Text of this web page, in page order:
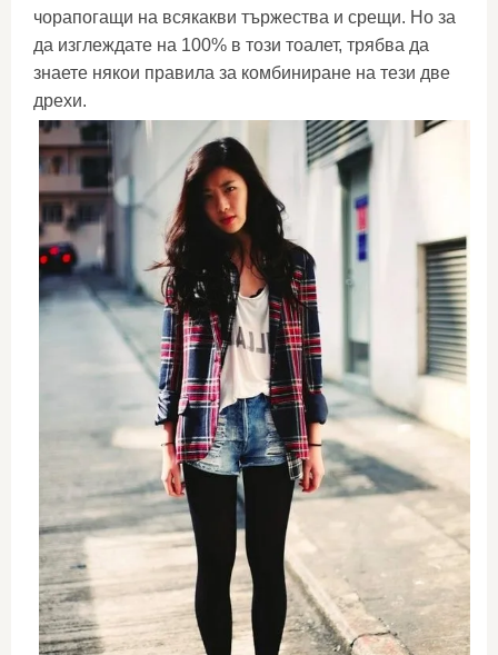
чорапогащи на всякакви тържества и срещи. Но за
да изглеждате на 100% в този тоалет, трябва да
знаете някои правила за комбиниране на тези две
дрехи.